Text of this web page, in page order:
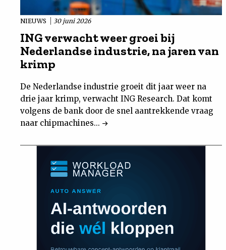
NIEUWS 30 juni 2026
ING verwacht weer groei bij
Nederlandse industrie, na jaren van
krimp
De Nederlandse industrie groeit dit jaar weer na
drie jaar krimp, verwacht ING Research. Dat komt
volgens de bank door de snel aantrekkende vraag
naar chipmachines...